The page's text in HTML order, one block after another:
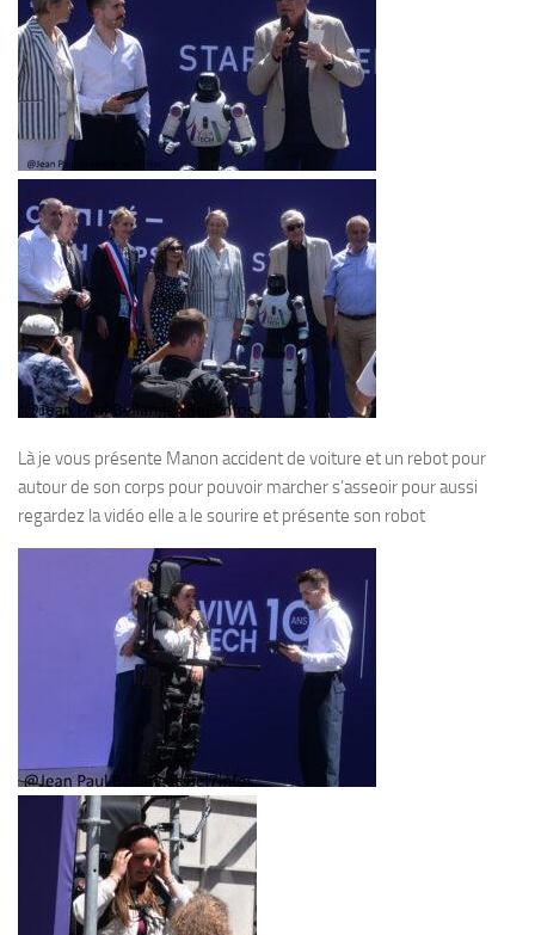
Là je vous présente Manon accident de voiture et un rebot pour
autour de son corps pour pouvoir marcher s’asseoir pour aussi
regardez la vidéo elle a le sourire et présente son robot